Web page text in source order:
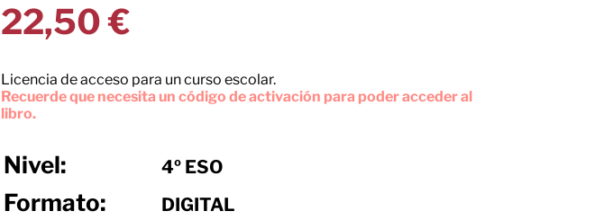
22,50€
Licencia de acceso para un curso escolar.
Recuerde que necesita un código de activación para poder acceder al
libro.
Nivel: 4º ESO
Formato: DIGITAL